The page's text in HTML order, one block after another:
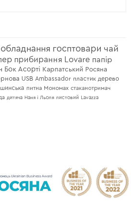
обладнання госптовари чай
прибирання Lovare папір
Бок Асорті Карпатський Росяна
USB Ambassador пластик дерево
питна Мономах стаканотримач
дитяча Наня і Льоля листовий Lavazza